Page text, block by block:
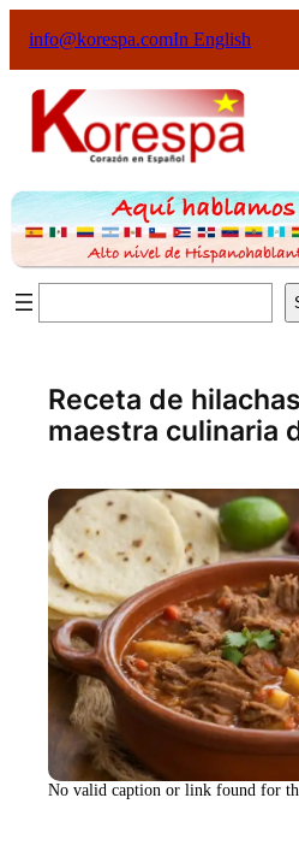
info@korespa.comIn English
Receta de
maestra culinaria
No valid caption or link found for